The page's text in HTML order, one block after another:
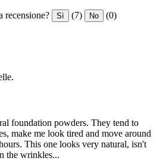
recensione? Sì (7) No (0)
foundation powders. They tend to
make me look tired and move around
This one looks very natural, isn't
the wrinkles...